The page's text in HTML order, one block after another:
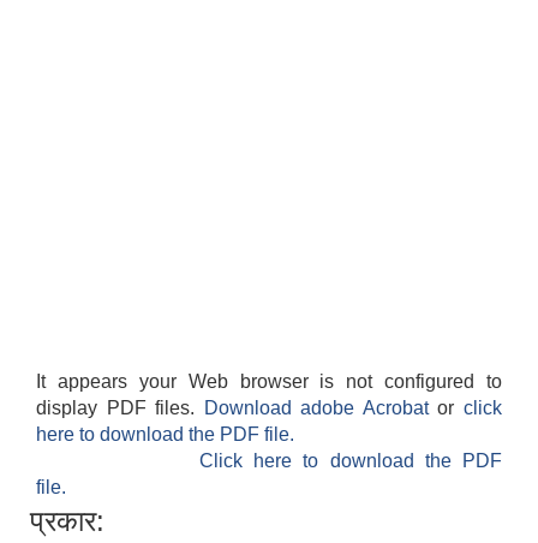
It appears your Web browser is not configured to
display PDF files.
Download adobe Acrobatorclick
here to download the PDF file.
Click here to download the PDF
file.
प्रकार: